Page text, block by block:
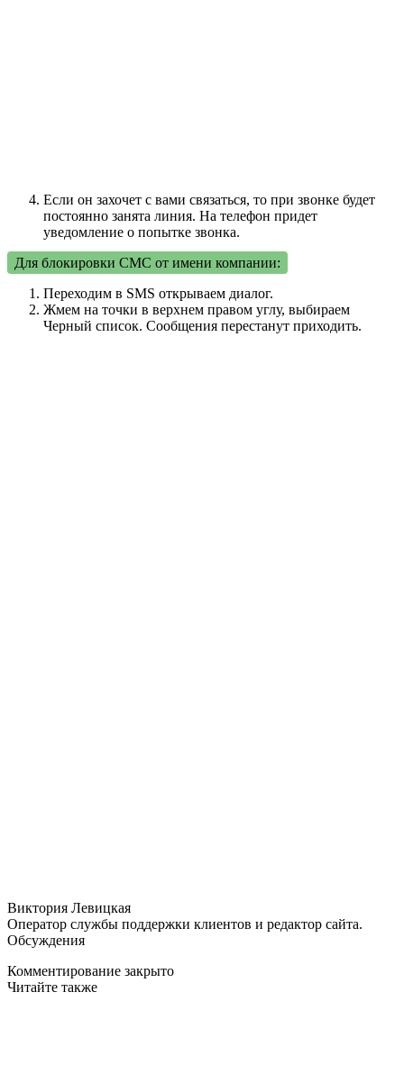
Если он захочет с вами связаться, то при звонке будет
постоянно занята линия. На телефон придет
уведомление о попытке звонка.
Для блокировки СМС от имени компании:
Переходим в SMS открываем диалог.
Жмем на точки в верхнем правом углу, выбираем
Черный список. Сообщения перестанут приходить.
Виктория Левицкая
Оператор службы поддержки клиентов и редактор сайта.
Обсуждения
Комментирование закрыто
Читайте также